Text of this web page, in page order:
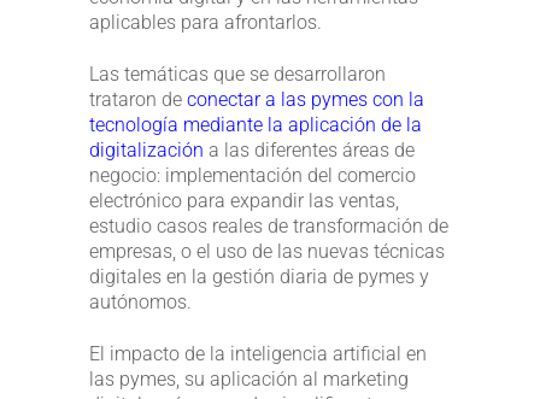
aplicables para afrontarlos.
Las temáticas que se desarrollaron
trataron de conectar a las pymes con la
tecnología mediante la aplicación de la
digitalización a las diferentes áreas de
negocio: implementación del comercio
electrónico para expandir las ventas,
estudio casos reales de transformación de
empresas, o el uso de las nuevas técnicas
digitales en la gestión diaria de pymes y
autónomos.
El impacto de la inteligencia artificial en
las pymes, su aplicación al marketing